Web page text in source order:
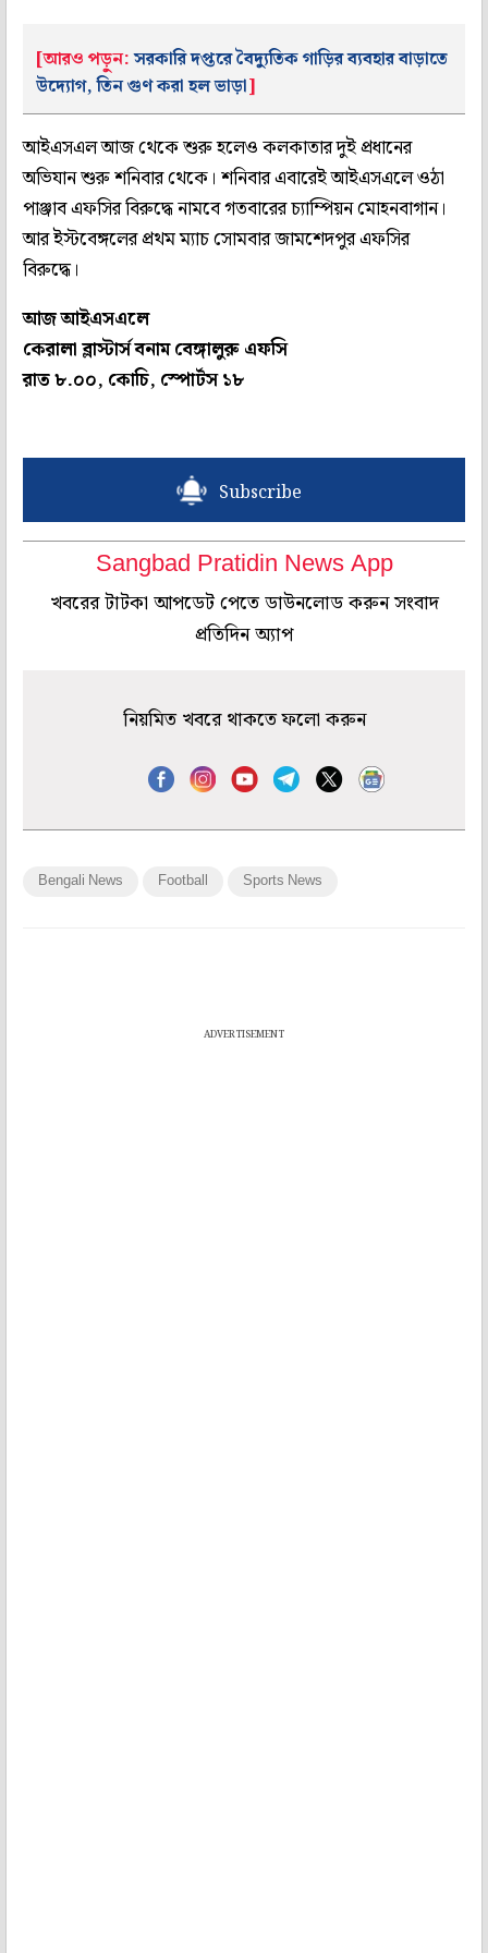
[আরও পড়ুন:সরকারি দপ্তরে বৈদ্যুতিক গাড়ির ব্যবহার বাড়াতে
উদ্যোগ, তিন গুণ করা হল ভাড়া]
আইএসএল আজ থেকে শুরু হলেও কলকাতার দুই প্রধানের
অভিযান শুরু শনিবার থেকে। শনিবার এবারেই আইএসএলে ওঠা
পাঞ্জাব এফসির বিরুদ্ধে নামবে গতবারের চ্যাম্পিয়ন মোহনবাগান।
আর ইস্টবেঙ্গলের প্রথম ম্যাচ সোমবার জামশেদপুর এফসির
বিরুদ্ধে।
আজ আইএসএলে
কেরালা ব্লাস্টার্স বনাম বেঙ্গালুরু এফসি
রাত ৮.০০, কোচি, স্পোর্টস ১৮
Subscribe
Sangbad Pratidin News App
খবরের টাটকা আপডেট পেতে ডাউনলোড করুন সংবাদ
প্রতিদিন অ্যাপ
নিয়মিত খবরে থাকতে ফলো করুন
Bengali News Football Sports News
ADVERTISEMENT